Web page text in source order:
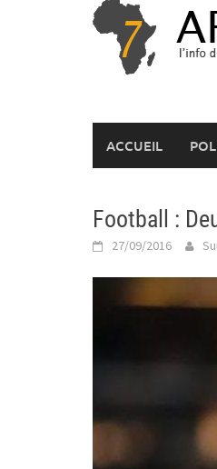
ACCUEIL
Football :
27/09/2016